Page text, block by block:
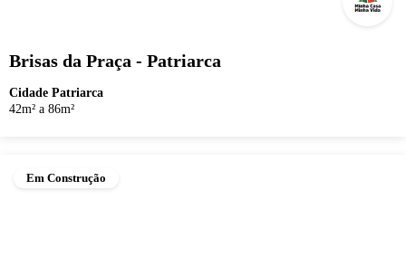
Brisas da Praça - Patriarca
Cidade Patriarca
42m² a 86m²
Em Construção